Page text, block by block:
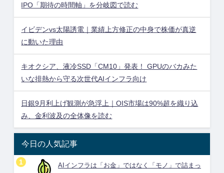
IPO「期待の時間軸」を分岐図で読む
イビデンvs太陽誘電｜業績上方修正の中身で株価が真逆
に動いた理由
キオクシア、液冷SSD「CM10」発表！ GPUのバカみた
いな排熱から守る次世代AIインフラ向け
日銀9月利上げ観測が急浮上｜OIS市場は90%超を織り込
み、金利波及の全体像を読む
今日の人気記事
AIインフラは「お金」ではなく「モノ」で詰まっ